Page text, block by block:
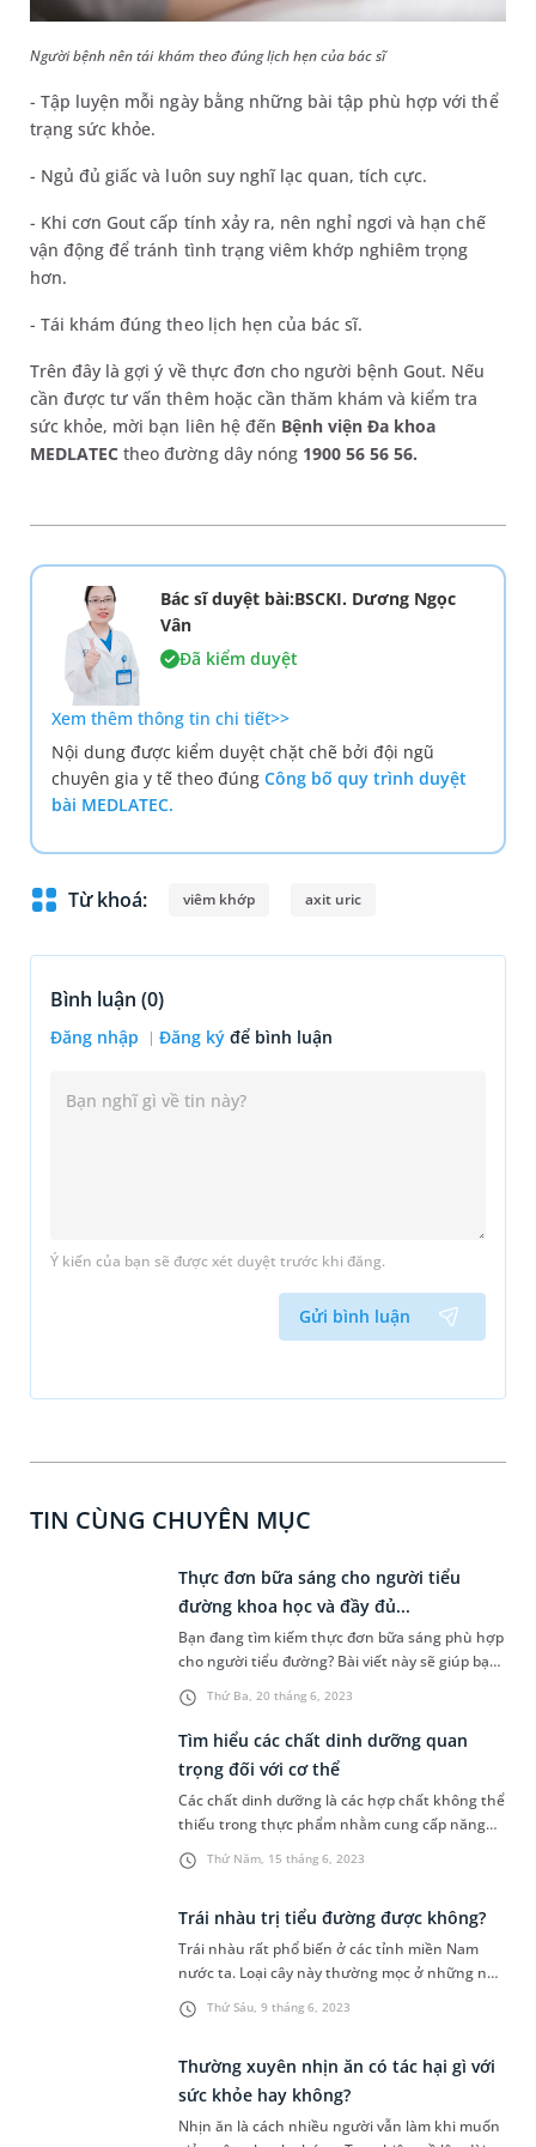
Người bệnh nên tái khám theo đúng lịch hẹn của bác sĩ
- Tập luyện mỗi ngày bằng những bài tập phù hợp với thể
trạng sức khỏe.
- Ngủ đủ giấc và luôn suy nghĩ lạc quan, tích cực.
- Khi cơn Gout cấp tính xảy ra, nên nghỉ ngơi và hạn chế
vận động để tránh tình trạng viêm khớp nghiêm trọng
hơn.
- Tái khám đúng theo lịch hẹn của bác sĩ.
Trên đây là gợi ý về thực đơn cho người bệnh Gout. Nếu
cần được tư vấn thêm hoặc cần thăm khám và kiểm tra
sức khỏe, mời bạn liên hệ đến Bệnh viện Đa khoa
MEDLATEC theo đường dây nóng 1900 56 56 56.
Bác sĩ duyệt bài:BSCKI. Dương Ngọc
Vân
Đã kiểm duyệt
Xem thêm thông tin chi tiết>>
Nội dung được kiểm duyệt chặt chẽ bởi đội ngũ
chuyên gia y tế theo đúng Công bố quy trình duyệt
bài MEDLATEC.
Từ khoá: viêm khớp axit uric
Bình luận (0)
Đăng nhập Đăng ký để bình luận
Ý kiến của bạn sẽ được xét duyệt trước khi đăng.
Gửi bình luận
TIN CÙNG CHUYÊN MỤC
Thứ Ba, 20 tháng 6, 2023
Thực đơn bữa sáng cho người tiểu
đường khoa học và đầy đủ...
Bạn đang tìm kiếm thực đơn bữa sáng phù hợp
cho người tiểu đường? Bài viết này sẽ giúp bạn
lựa chọn thông minh và cân đối những món ăn
phù hợp để duy trì đường huyết ổn định và
cung cấp năng lượng cho cả buổi sáng. Khám
phá các gợi ý và nguyên tắc dinh dưỡng quan
trọng sau để có một thực đơn bữa sáng cho
người tiểu đường lành mạnh và ngon miệng.
Thứ Năm, 15 tháng 6, 2023
Tìm hiểu các chất dinh dưỡng quan
trọng đối với cơ thể
Các chất dinh dưỡng là các hợp chất không thể
thiếu trong thực phẩm nhằm cung cấp năng
lượng cho cơ thể để thực hiện các hoạt động
hàng ngày và duy trì sự sống. Theo Tổ chức Y tế
cần thiết trong việc hỗ trợ sinh sản, duy trì
hoạt động sống và sự tăng trưởng của cơ thể.
Thứ Sáu, 9 tháng 6, 2023
Trái nhàu trị tiểu đường được không?
Trái nhàu rất phổ biến ở các tỉnh miền Nam
nước ta. Loại cây này thường mọc ở những nơi
ẩm thấp, ven bờ sông, suối. Theo dân gian, trái
nhàu rất tốt cho sức khỏe, đặc biệt có thể điều
đường được không và cách dùng như thế nào?
Thường xuyên nhịn ăn có tác hại gì với
sức khỏe hay không?
Nhịn ăn là cách nhiều người vẫn làm khi muốn